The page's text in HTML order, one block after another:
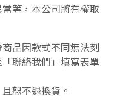
等，本公司將有權取
品因款式不同無法刻
聯絡我們」填寫表單
恕不退換貨。